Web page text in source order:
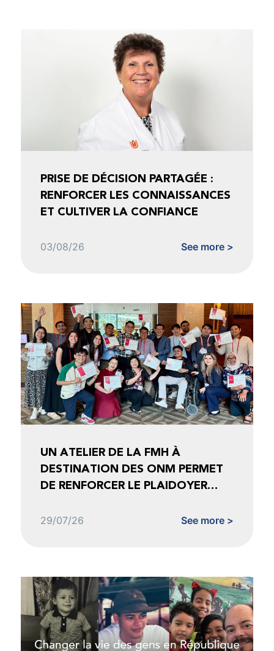
PRISE DE DÉCISION PARTAGÉE :
RENFORCER LES CONNAISSANCES
ET CULTIVER LA CONFIANCE
03/08/26 See more >
UN ATELIER DE LA FMH À
DESTINATION DES ONM PERMET
DE RENFORCER LE PLAIDOYER
29/07/26 See more >